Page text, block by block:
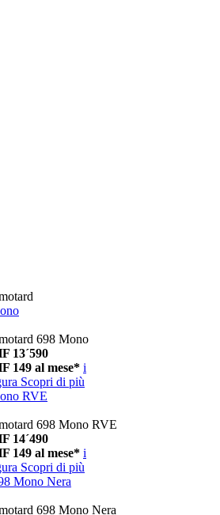
698 Mono
13´590
149 al mese* i
Scopri di più
RVE
698 Mono RVE
14´490
149 al mese* i
Scopri di più
Mono Nera
698 Mono Nera